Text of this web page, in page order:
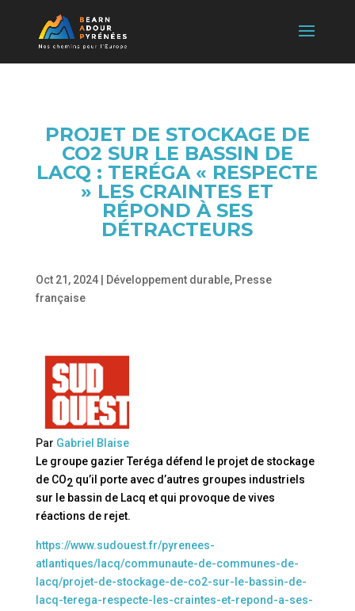
PROJET DE STOCKAGE DE
CO2 SUR LE BASSIN DE
LACQ : TERÉGA « RESPECTE
» LES CRAINTES ET
RÉPOND À SES
DÉTRACTEURS
Oct 21, 2024| Développement durable, Presse
française
Par Gabriel Blaise
Le groupe gazier Teréga défend le projet de stockage
de CO2 qu’il porte avec d’autres groupes industriels
sur le bassin de Lacq et qui provoque de vives
réactions de rejet.
https://www.sudouest.fr/pyrenees-
atlantiques/lacq/communaute-de-communes-de-
lacq/projet-de-stockage-de-co2-sur-le-bassin-de-
lacq-terega-respecte-les-craintes-et-repond-a-ses-